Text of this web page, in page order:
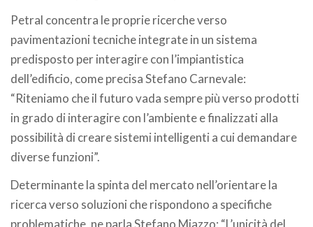
Petral concentra le proprie ricerche verso
pavimentazioni tecniche integrate in un sistema
predisposto per interagire con l’impiantistica
dell’edificio, come precisa Stefano Carnevale:
“Riteniamo che il futuro vada sempre più verso prodotti
in grado di interagire con l’ambiente e finalizzati alla
possibilità di creare sistemi intelligenti a cui demandare
diverse funzioni”.
Determinante la spinta del mercato nell’orientare la
ricerca verso soluzioni che rispondono a specifiche
problematiche, ne parla Stefano Miazzo: “L’unicità del